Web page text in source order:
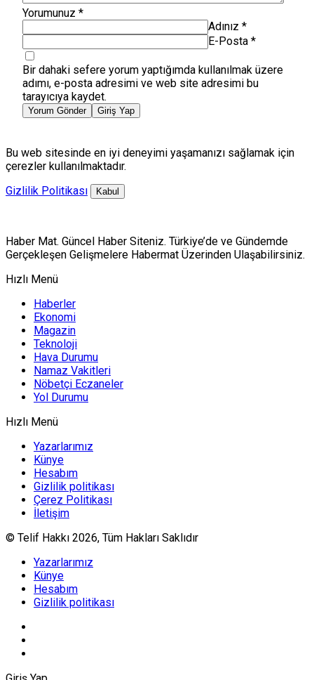
Yorumunuz *
Adınız *
E-Posta *
Bir dahaki sefere yorum yaptığımda kullanılmak üzere
adımı, e-posta adresimi ve web site adresimi bu
tarayıcıya kaydet.
Yorum Gönder Giriş Yap
Bu web sitesinde en iyi deneyimi yaşamanızı sağlamak için
çerezler kullanılmaktadır.
Gizlilik Politikası
Kabul
Haber Mat. Güncel Haber Siteniz. Türkiye’de ve Gündemde
Gerçekleşen Gelişmelere Habermat Üzerinden Ulaşabilirsiniz.
Hızlı Menü
Haberler
Ekonomi
Magazin
Teknoloji
Hava Durumu
Namaz Vakitleri
Nöbetçi Eczaneler
Yol Durumu
Hızlı Menü
Yazarlarımız
Künye
Hesabım
Gizlilik politikası
Çerez Politikası
İletişim
© Telif Hakkı 2026, Tüm Hakları Saklıdır
Yazarlarımız
Künye
Hesabım
Gizlilik politikası